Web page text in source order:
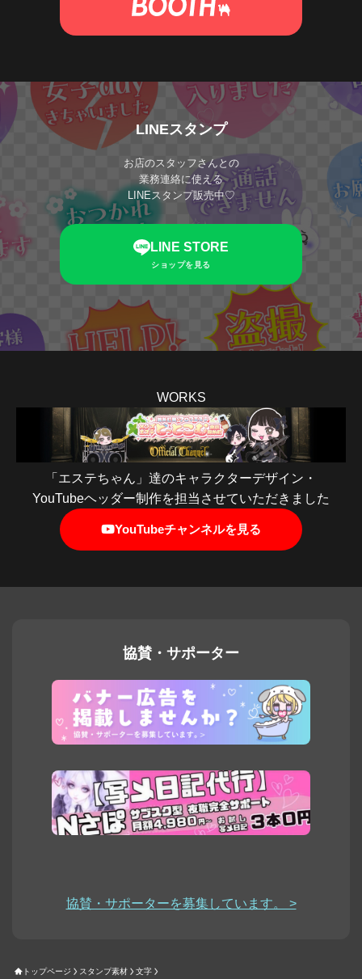
LINEスタンプ
お店のスタッフさんとの
業務連絡に使える
LINEスタンプ販売中♡
LINE STORE
ショップを見る
WORKS
「エステちゃん」達のキャラクターデザイン・
YouTubeヘッダー制作を担当させていただきました
YouTubeチャンネルを見る
協賛・サポーター
協賛・サポーターを募集しています。 >
トップページ スタンプ素材 文字